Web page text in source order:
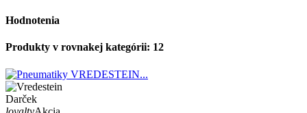
Hodnotenia
Produkty v rovnakej kategórii: 12
Darček